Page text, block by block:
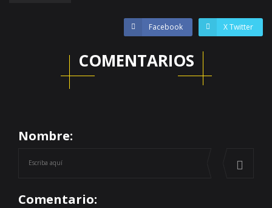
Facebook X Twitter
COMENTARIOS
Nombre:
Comentario: